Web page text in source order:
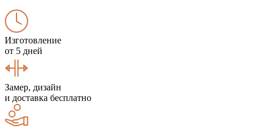
Изготовление
от 5 дней
Замер, дизайн
и доставка бесплатно